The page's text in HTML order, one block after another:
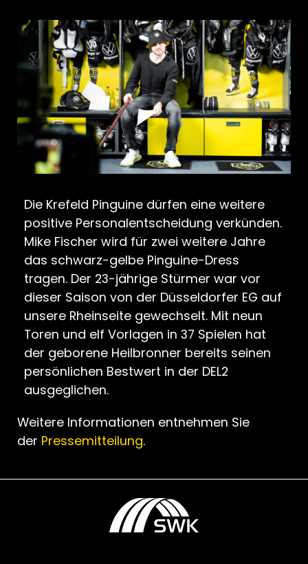
Die Krefeld Pinguine dürfen eine weitere
positive Personalentscheidung verkünden.
Mike Fischer wird für zwei weitere Jahre
das schwarz-gelbe Pinguine-Dress
tragen. Der 23-jährige Stürmer war vor
dieser Saison von der Düsseldorfer EG auf
unsere Rheinseite gewechselt. Mit neun
Toren und elf Vorlagen in 37 Spielen hat
der geborene Heilbronner bereits seinen
persönlichen Bestwert in der DEL2
ausgeglichen.
Weitere Informationen entnehmen Sie
der Pressemitteilung.